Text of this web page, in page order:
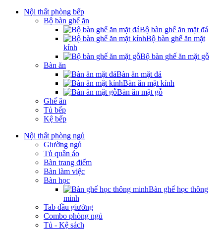
Nội thất phòng bếp
Bộ bàn ghế ăn
Bộ bàn ghế ăn mặt đá
Bộ bàn ghế ăn mặt
kính
Bộ bàn ghế ăn mặt gỗ
Bàn ăn
Bàn ăn mặt đá
Bàn ăn mặt kính
Bàn ăn mặt gỗ
Ghế ăn
Tủ bếp
Kệ bếp
Nội thất phòng ngủ
Giường ngủ
Tủ quần áo
Bàn trang điểm
Bàn làm việc
Bàn học
Bàn ghế học thông
minh
Tab đầu giường
Combo phòng ngủ
Tủ - Kệ sách